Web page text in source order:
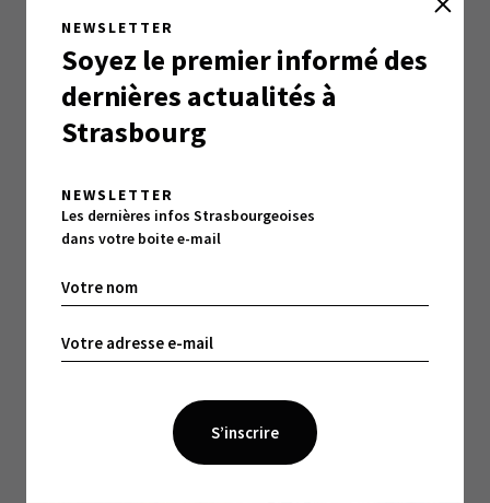
NEWSLETTER
Soyez le premier informé des
dernières actualités à
Strasbourg
NEWSLETTER
Les dernières infos Strasbourgeoises
dans votre boite e-mail
Lire l’épisode 14
Lire l’épisode 15
Lire l’épisode 16
Lire l’épisode 18
Lire l’épisode 19
Lire l’épisode 20
Lire l’épisode 21
Lire l’épisode 23